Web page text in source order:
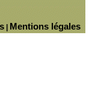
Mentions légales